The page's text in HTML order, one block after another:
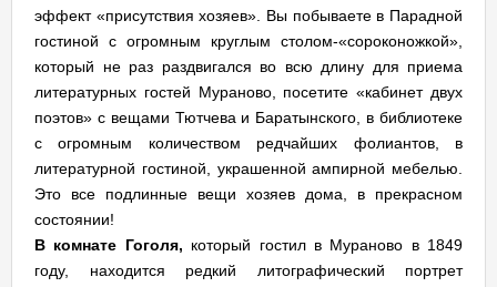
эффект «присутствия хозяев». Вы побываете в Парадной
гостиной с огромным круглым столом-«сороконожкой»,
который не раз раздвигался во всю длину для приема
литературных гостей Мураново, посетите «кабинет двух
поэтов» с вещами Тютчева и Баратынского, в библиотеке
с огромным количеством редчайших фолиантов, в
литературной гостиной, украшенной ампирной мебелью.
Это все подлинные вещи хозяев дома, в прекрасном
состоянии!
В комнате Гоголя, который гостил в Мураново в 1849
году, находится редкий литографический портрет